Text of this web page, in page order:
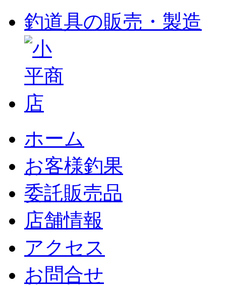
釣道具の販売・製造
ホーム
お客様釣果
委託販売品
店舗情報
アクセス
お問合せ